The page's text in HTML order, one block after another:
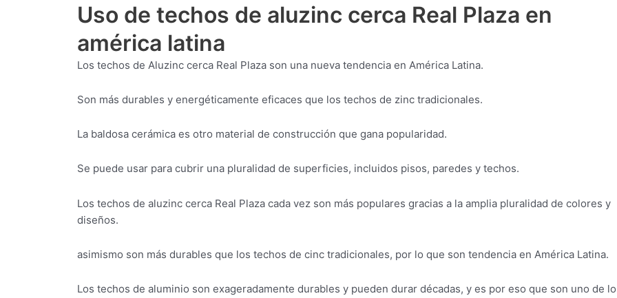
Uso de techos de aluzinc cerca Real Plaza en
américa latina
Los techos de Aluzinc cerca Real Plaza son una nueva tendencia en América Latina.
Son más durables y energéticamente eficaces que los techos de zinc tradicionales.
La baldosa cerámica es otro material de construcción que gana popularidad.
Se puede usar para cubrir una pluralidad de superficies, incluidos pisos, paredes y techos.
Los techos de aluzinc cerca Real Plaza cada vez son más populares gracias a la amplia pluralidad de colores y
diseños.
asimismo son más durables que los techos de cinc tradicionales, por lo que son tendencia en América Latina.
Los techos de aluminio son exageradamente durables y pueden durar décadas, y es por eso que son uno de